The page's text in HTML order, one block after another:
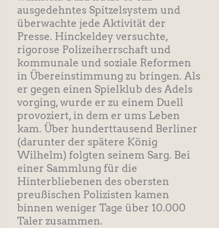
ausgedehntes Spitzelsystem und
überwachte jede Aktivität der
Presse. Hinckeldey versuchte,
rigorose Polizeiherrschaft und
kommunale und soziale Reformen
in Übereinstimmung zu bringen. Als
er gegen einen Spielklub des Adels
vorging, wurde er zu einem Duell
provoziert, in dem er ums Leben
kam. Über hunderttausend Berliner
(darunter der spätere König
Wilhelm) folgten seinem Sarg. Bei
einer Sammlung für die
Hinterbliebenen des obersten
preußischen Polizisten kamen
binnen weniger Tage über 10.000
Taler zusammen.